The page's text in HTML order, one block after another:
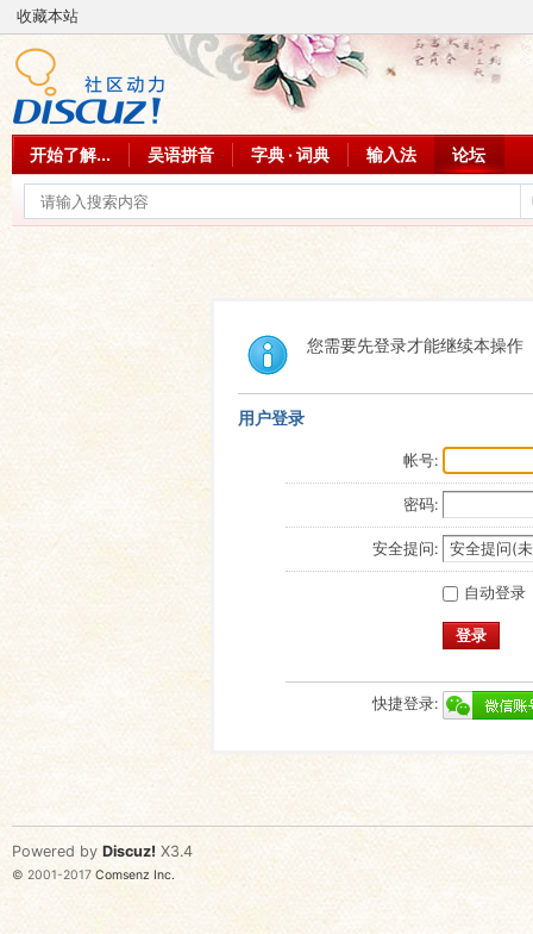
收藏本站
开始了解... 吴语拼音 字典 · 词典 输入法 论坛
您需要先登录才能继续本操作
用户登录
帐号:
密码:
安全提问:
自动登录
登录
快捷登录:
Powered by Discuz! X3.4
© 2001-2017 Comsenz Inc.